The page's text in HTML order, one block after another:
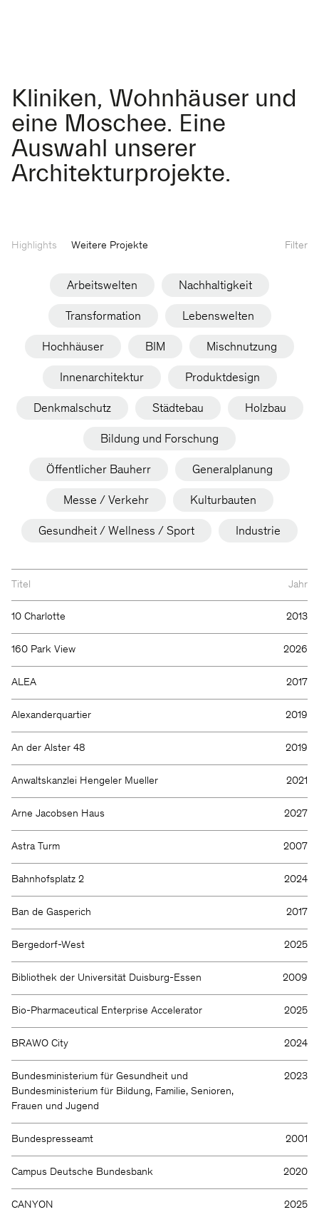
Kliniken, Wohnhäuser und
eine Moschee. Eine
Auswahl unserer
Architekturprojekte.
Highlights Weitere Projekte Filter
Arbeitswelten Nachhaltigkeit
Transformation Lebenswelten
Hochhäuser BIM Mischnutzung
Innenarchitektur Produktdesign
Denkmalschutz Städtebau Holzbau
Bildung und Forschung
Öffentlicher Bauherr Generalplanung
Messe / Verkehr Kulturbauten
Gesundheit / Wellness / Sport Industrie
Titel Jahr
10 Charlotte 2013
160 Park View 2026
ALEA 2017
Alexanderquartier 2019
An der Alster 48 2019
Anwaltskanzlei Hengeler Mueller 2021
Arne Jacobsen Haus 2027
Astra Turm 2007
Bahnhofsplatz 2 2024
Ban de Gasperich 2017
Bergedorf-West 2025
Bibliothek der Universität Duisburg-Essen 2009
Bio-Pharmaceutical Enterprise Accelerator 2025
BRAWO City 2024
Bundesministerium für Gesundheit und
Bundesministerium für Bildung, Familie, Senioren,
Frauen und Jugend
2023
Bundespresseamt 2001
Campus Deutsche Bundesbank 2020
CANYON 2025